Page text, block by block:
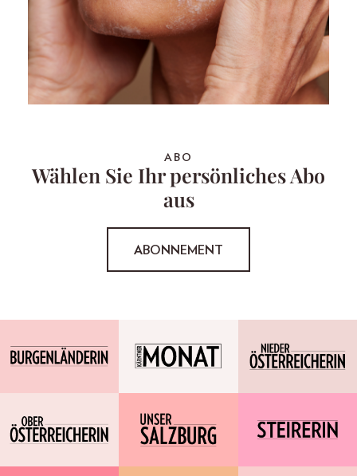
ABO
Wählen Sie Ihr persönliches Abo
aus
ABONNEMENT